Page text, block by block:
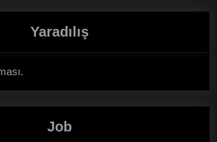
Yaradılış
Job